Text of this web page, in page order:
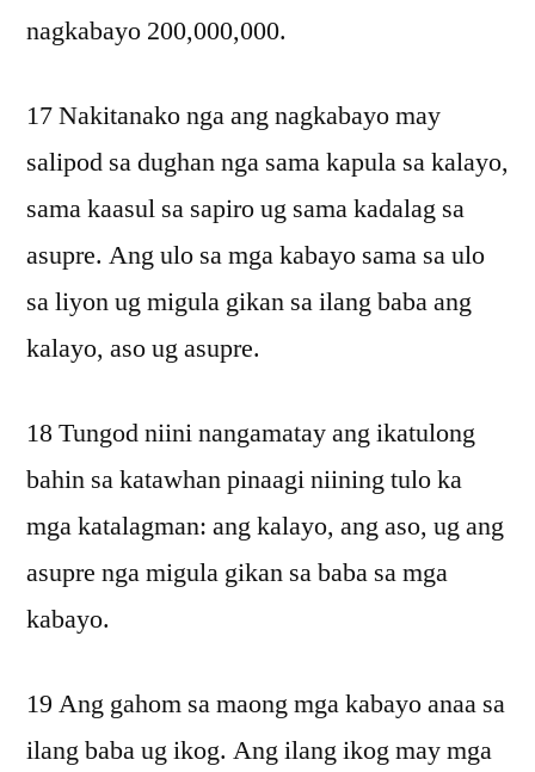
nagkabayo 200,000,000.
17 Nakitanako nga ang nagkabayo may
salipod sa dughan nga sama kapula sa kalayo,
sama kaasul sa sapiro ug sama kadalag sa
asupre. Ang ulo sa mga kabayo sama sa ulo
sa liyon ug migula gikan sa ilang baba ang
kalayo, aso ug asupre.
18 Tungod niini nangamatay ang ikatulong
bahin sa katawhan pinaagi niining tulo ka
mga katalagman: ang kalayo, ang aso, ug ang
asupre nga migula gikan sa baba sa mga
kabayo.
19 Ang gahom sa maong mga kabayo anaa sa
ilang baba ug ikog. Ang ilang ikog may mga